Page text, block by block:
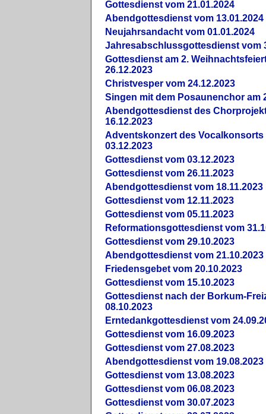
Gottesdienst vom 21.01.2024
Abendgottesdienst vom 13.01.2024
Neujahrsandacht vom 01.01.2024
Jahresabschlussgottesdienst vom
Gottesdienst am 2.
26.12.2023
Christvesper vom 24.12.2023
Singen mit dem Posaunenchor am
Abendgottesdienst des
16.12.2023
Adventskonzert des Vocalkonsorts
03.12.2023
Gottesdienst vom 03.12.2023
Gottesdienst vom 26.11.2023
Abendgottesdienst vom 18.11.2023
Gottesdienst vom 12.11.2023
Gottesdienst vom 05.11.2023
Reformationsgottesdienst vom
Gottesdienst vom 29.10.2023
Abendgottesdienst vom 21.10.2023
Friedensgebet vom 20.10.2023
Gottesdienst vom 15.10.2023
Gottesdienst nach der Borkum-
08.10.2023
Erntedankgottesdienst vom
Gottesdienst vom 16.09.2023
Gottesdienst vom 27.08.2023
Abendgottesdienst vom 19.08.2023
Gottesdienst vom 13.08.2023
Gottesdienst vom 06.08.2023
Gottesdienst vom 30.07.2023